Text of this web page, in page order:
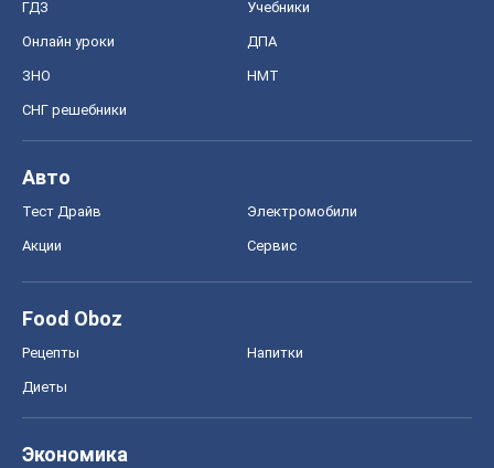
ГДЗ Учебники
Онлайн уроки ДПА
ЗНО НМТ
СНГ решебники
Авто
Тест Драйв Электромобили
Акции Сервис
Food Oboz
Рецепты Напитки
Диеты
Экономика